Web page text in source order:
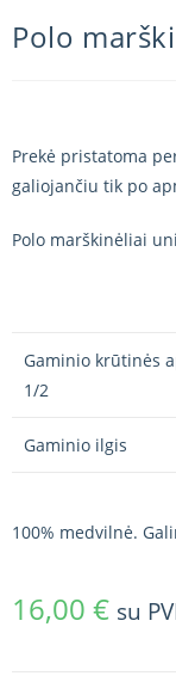
Polo
Prekė pristatoma
galiojančiu tik po
Polo marškinėliai
Gaminio krūtinės
1/2
Gaminio ilgis
100% medvilnė.
16,00 € su